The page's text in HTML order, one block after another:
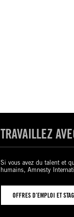
TRAVAILLEZ
Si vous avez du talent et
humains, Amnesty
OFFRES D’EMPLOI ET